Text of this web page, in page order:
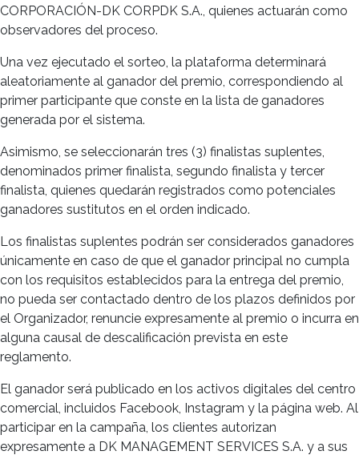
CORPORACIÓN-DK CORPDK S.A., quienes actuarán como
observadores del proceso.
Una vez ejecutado el sorteo, la plataforma determinará
aleatoriamente al ganador del premio, correspondiendo al
primer participante que conste en la lista de ganadores
generada por el sistema.
Asimismo, se seleccionarán tres (3) finalistas suplentes,
denominados primer finalista, segundo finalista y tercer
finalista, quienes quedarán registrados como potenciales
ganadores sustitutos en el orden indicado.
Los finalistas suplentes podrán ser considerados ganadores
únicamente en caso de que el ganador principal no cumpla
con los requisitos establecidos para la entrega del premio,
no pueda ser contactado dentro de los plazos definidos por
el Organizador, renuncie expresamente al premio o incurra en
alguna causal de descalificación prevista en este
reglamento.
El ganador será publicado en los activos digitales del centro
comercial, incluidos Facebook, Instagram y la página web. Al
participar en la campaña, los clientes autorizan
expresamente a DK MANAGEMENT SERVICES S.A. y a sus